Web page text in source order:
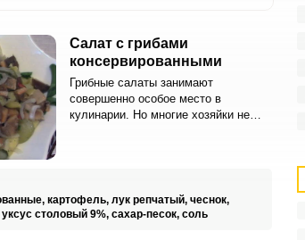
Салат с грибами
консервированными
Грибные салаты занимают
совершенно особое место в
кулинарии. Но многие хозяйки не
картофель, лук репчатый, чеснок,
уксус столовый 9%, сахар-песок, соль